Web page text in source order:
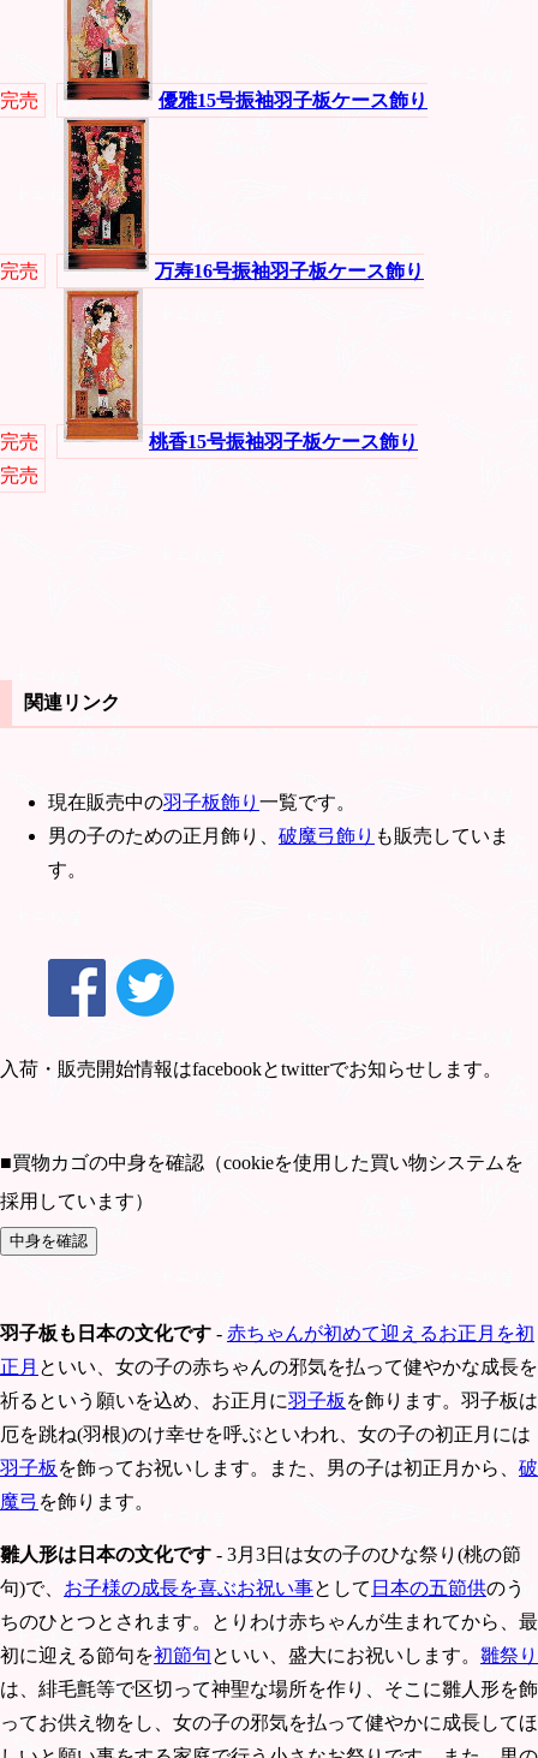
完売 優雅15号振袖羽子板ケース飾り
完売 万寿16号振袖羽子板ケース飾り
完売
桃香15号振袖羽子板ケース飾り
完売
関連リンク
現在販売中の羽子板飾り 一覧です。
男の子のための正月飾り、 破魔弓飾り も販売していま
す。
入荷・販売開始情報はfacebookとtwitterでお知らせします。
■買物カゴの中身を確認（cookieを使用した買い物システムを
採用しています）
羽子板も日本の文化です - 赤ちゃんが初めて迎えるお正月を初
正月 といい、女の子の赤ちゃんの邪気を払って健やかな成長を
祈るという願いを込め、お正月に羽子板 を飾ります。羽子板は
厄を跳ね(羽根)のけ幸せを呼ぶといわれ、女の子の初正月には
羽子板 を飾ってお祝いします。また、男の子は初正月から、 破
魔弓 を飾ります。
雛人形は日本の文化です - 3月3日は女の子のひな祭り(桃の節
句)で、 お子様の成長を喜ぶお祝い事として 日本の五節供のう
ちのひとつとされます。とりわけ赤ちゃんが生まれてから、最
初に迎える節句を初節句といい、盛大にお祝いします。 雛祭り
は、緋毛氈等で区切って神聖な場所を作り、そこに雛人形を飾
ってお供え物をし、女の子の邪気を払って健やかに成長してほ